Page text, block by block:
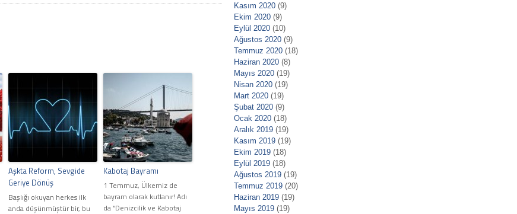
Aşkta Reform, Sevgide
Geriye Dönüş
Başlığı okuyan herkes ilk
anda düşünmüştür bir, bu
Kabotaj Bayramı
1 Temmuz, Ülkemiz de
bayram olarak kutlanır! Adı
da “Denizcilik ve Kabotaj
Kasım 2020 (9)
Ekim 2020 (9)
Eylül 2020 (10)
Ağustos 2020 (9)
Temmuz 2020 (18)
Haziran 2020 (8)
Mayıs 2020 (19)
Nisan 2020 (19)
Mart 2020 (19)
Şubat 2020 (9)
Ocak 2020 (18)
Aralık 2019 (19)
Kasım 2019 (19)
Ekim 2019 (18)
Eylül 2019 (18)
Ağustos 2019 (19)
Temmuz 2019 (20)
Haziran 2019 (19)
Mayıs 2019 (19)